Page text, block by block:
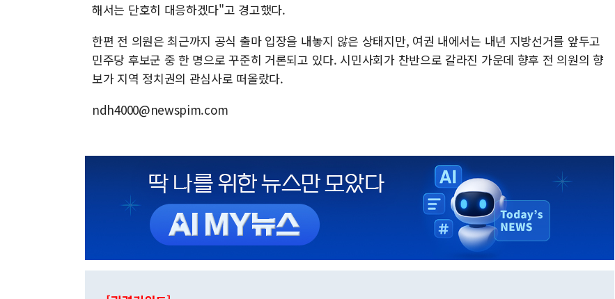
해서는 단호히 대응하겠다"고 경고했다.
한편 전 의원은 최근까지 공식 출마 입장을 내놓지 않은 상태지만, 여권 내에서는 내년 지방선거를 앞두고
민주당 후보군 중 한 명으로 꾸준히 거론되고 있다. 시민사회가 찬반으로 갈라진 가운데 향후 전 의원의 향
보가 지역 정치권의 관심사로 떠올랐다.
ndh4000@newspim.com